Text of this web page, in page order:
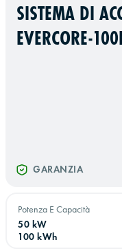
SISTEMA DI
EVERCORE-
GARANZIA
Potenza E Capacità
50 kW
100 kWh